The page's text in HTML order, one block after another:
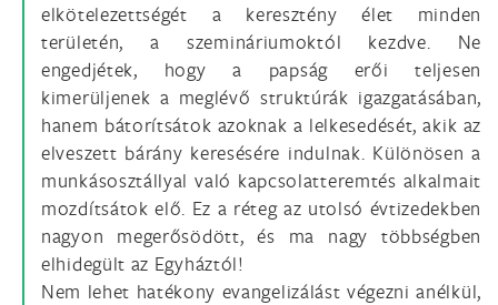
elkötelezettségét a keresztény élet minden
területén, a szemináriumoktól kezdve. Ne
engedjétek, hogy a papság erői teljesen
kimerüljenek a meglévő struktúrák igazgatásában,
hanem bátorítsátok azoknak a lelkesedését, akik az
elveszett bárány keresésére indulnak. Különösen a
munkásosztállyal való kapcsolatteremtés alkalmait
mozdítsátok elő. Ez a réteg az utolsó évtizedekben
nagyon megerősödött, és ma nagy többségben
elhidegült az Egyháztól!
Nem lehet hatékony evangelizálást végezni anélkül,